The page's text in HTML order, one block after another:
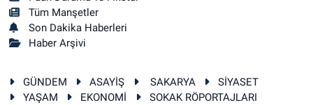
Tüm Manşetler
Son Dakika Haberleri
Haber Arşivi
GÜNDEM ASAYİŞ SAKARYA
SİYASET
YAŞAM
EKONOMİ SOKAK RÖPORTAJLARI